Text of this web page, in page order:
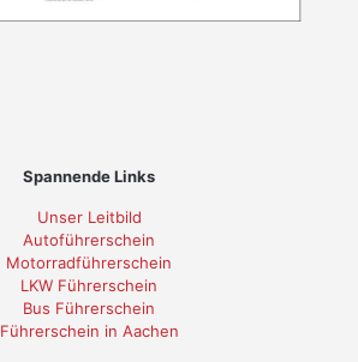
Spannende Links
Unser Leitbild
Autoführerschein
Motorradführerschein
LKW Führerschein
Bus Führerschein
Führerschein in Aachen